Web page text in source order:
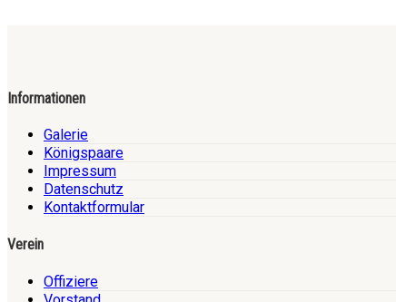
Informationen
Galerie
Königspaare
Impressum
Datenschutz
Kontaktformular
Verein
Offiziere